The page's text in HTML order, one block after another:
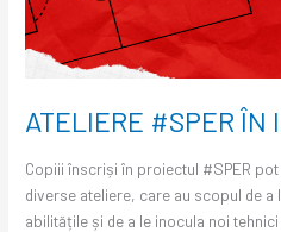
ATELIERE #SPER ÎN
Copiii înscriși în proiectul #SPER
diverse ateliere, care au scopul de
abilitățile și de a le inocula noi